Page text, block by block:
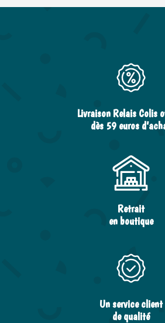
Livraison Relais Colis
dès 59 euros
Retrait
en boutique
Un service client
de qualité